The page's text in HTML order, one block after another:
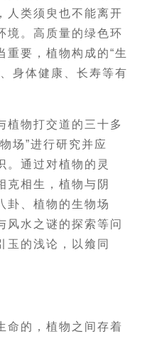
人类须臾也不能离开
境。高质量的绿色环
重要，植物构成的“生
身体健康、长寿等有
物打交道的三十多
场”进行研究并应
。通过对植物的灵
克相生，植物与阴
卦、植物的生物场
风水之谜的探索等问
玉的浅论，以飨同
的，植物之间存着